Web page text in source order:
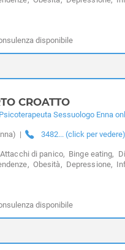
disponibile
CROATTO
Sessuologo Enna
| 3482... (click per vedere)
Attacchi di panico, Binge eating,
Obesità, Depressione,
disponibile